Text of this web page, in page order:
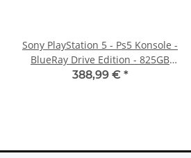
Sony PlayStation 5 - Ps5 Konsole -
BlueRay Drive Edition - 825GB
CFI-1216A gebraucht
388,99 € *